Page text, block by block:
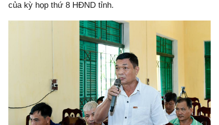
của kỳ họp thứ 8 HĐND tỉnh.